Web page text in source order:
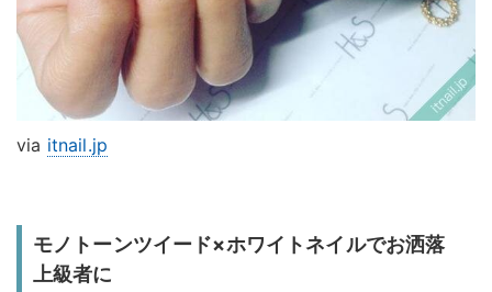
via itnail.jp
モノトーンツイード×ホワイトネイルでお洒落
上級者に